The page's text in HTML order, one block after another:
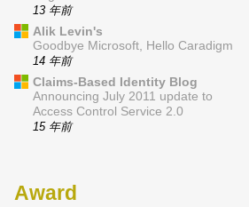
13 年前
Alik Levin's
Goodbye Microsoft, Hello Caradigm
14 年前
Claims-Based Identity Blog
Announcing July 2011 update to
Access Control Service 2.0
15 年前
Award